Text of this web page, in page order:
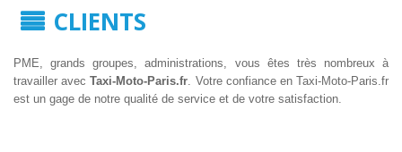
CLIENTS
PME, grands groupes, administrations, vous êtes très nombreux à
travailler avecTaxi-Moto-Paris.fr. Votre confiance en Taxi-Moto-Paris.fr
est un gage de notre qualité de service et de votre satisfaction.